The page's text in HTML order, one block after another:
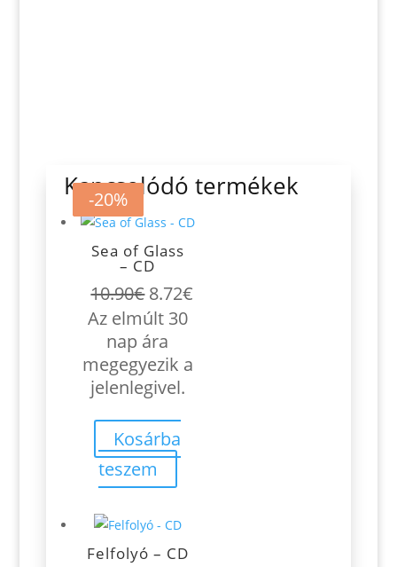
Kapcsolódó termékek
-20%
Sea of Glass
– CD
10.90€ Original
price
was:
10.90€.
8.72€
Az elmúlt 30
nap ára
megegyezik a
jelenlegivel.
Kosárba
teszem
-30%
Felfolyó – CD
-20%